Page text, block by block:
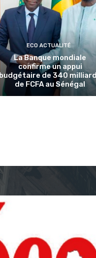
ECO ACTUALITÉ
La Banque mondiale
confirme un appui
budgétaire de 340
de FCFA au Sénégal